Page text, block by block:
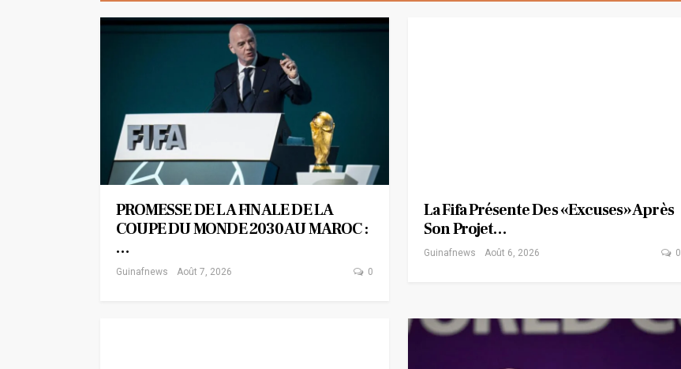
PROMESSE DE LA FINALE DE LA
COUPE DU MONDE 2030 AU MAROC :
…
Guinafnews Août 7, 2026 0
La Fifa Présente Des «excuses» Après
Son Projet…
Guinafnews Août 6, 2026 0